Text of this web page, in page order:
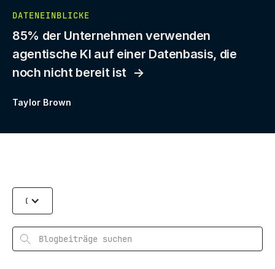
DATENEINBLICKE
85% der Unternehmen verwenden
agentische KI auf einer Datenbasis, die
noch nicht bereit ist
Taylor Brown
Categories
Suchen